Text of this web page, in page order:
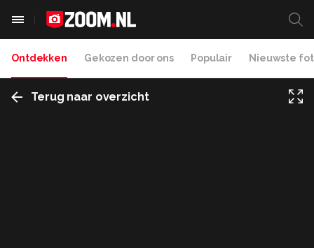
Ontdekken Gekozen door ons Populair Nieuwste
Terug naar overzicht